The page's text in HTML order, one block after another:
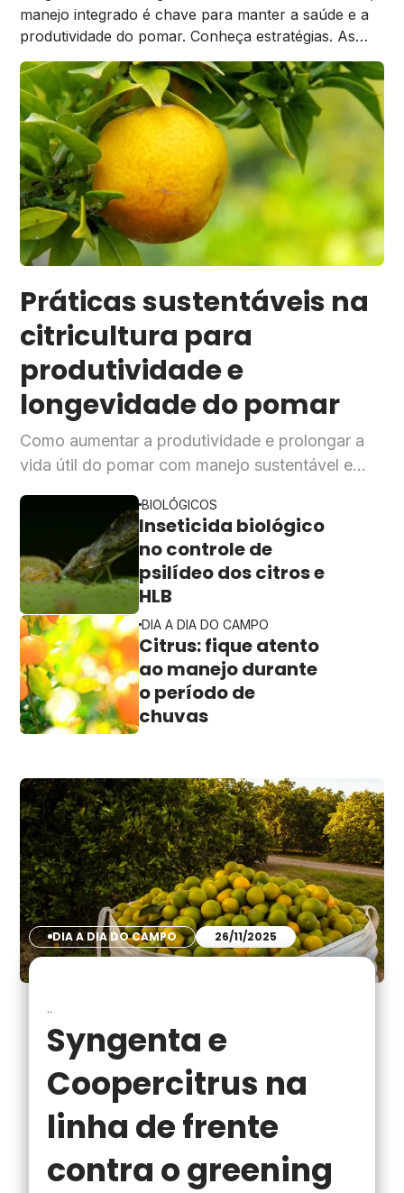
manejo integrado é chave para manter a saúde e a
produtividade do pomar. Conheça estratégias. As
pragas podem afetar a cultura dos citrus de
diferentes formas: diretamente, pela sucção e desvio
de nutrientes e água, elementos importantes no
metabolismo das plantas, e também para o
enchimento de […]
Práticas sustentáveis na
citricultura para
produtividade e
longevidade do pomar
Como aumentar a produtividade e prolongar a
vida útil do pomar com manejo sustentável e
BIOLÓGICOS
Inseticida biológico
no controle de
psilídeo dos citros e
HLB
DIA A DIA DO CAMPO
Citrus: fique atento
ao manejo durante
o período de
chuvas
DIA A DIA DO CAMPO 26/11/2025
..
Syngenta e
Coopercitrus na
linha de frente
contra o greening